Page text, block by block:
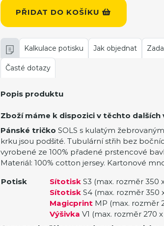
PŘIDAT DO KOŠÍKU
Kalkulace potisku Jak objednat
Časté dotazy
Popis produktu
Zboží máme k dispozici v těchto dalších
Pánské tričko SOLS s kulatým
krku jsou podšité. Tubulární střih bez
vyrobené ze 100% přadené prstencové
Materiál: 100% cotton jersey. Kartonové
Potisk
Sítotisk S3 (max. rozměr 350
Sítotisk S4 (max. rozměr 350
Magicprint MP (max. rozměr
Výšivka V1 (max. rozměr 270